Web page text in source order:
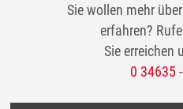
Sie wollen mehr
erfahren?
Sie erreichen
0 34635